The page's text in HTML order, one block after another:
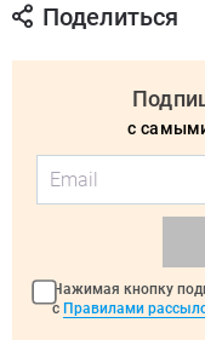
Поделиться
с
Нажимая кнопку
с Правилами